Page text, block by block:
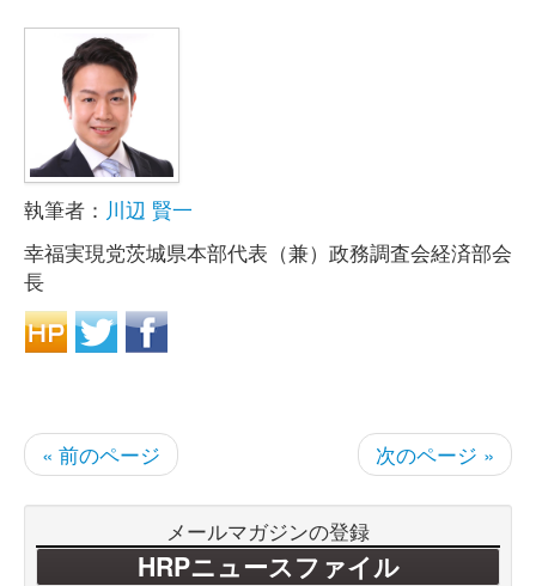
執筆者： 川辺 賢一
幸福実現党茨城県本部代表（兼）政務調査会経済部会
長
« 前のページ 次のページ »
メールマガジンの登録
HRPニュースファイル